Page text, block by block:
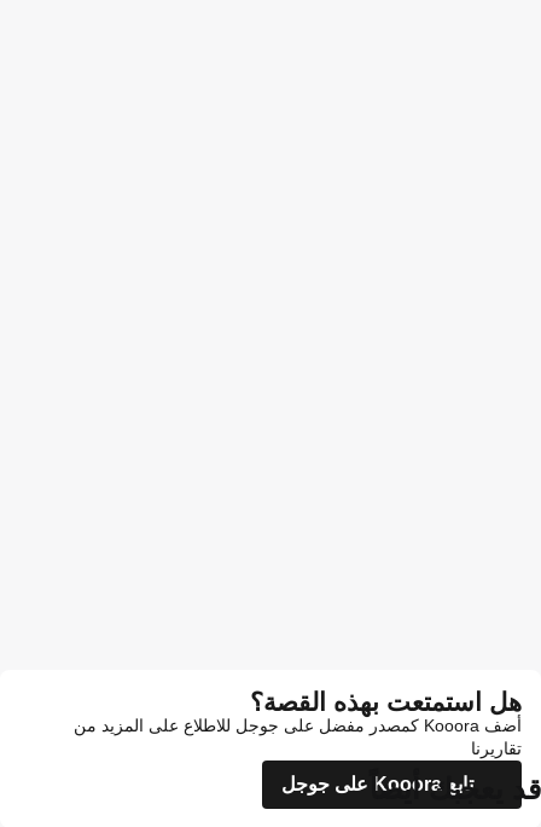
هل استمتعت بهذه القصة؟
أضف Kooora كمصدر مفضل على جوجل للاطلاع على المزيد من
تقاريرنا
تابع Kooora على جوجل
قد يعجبك أيضاً